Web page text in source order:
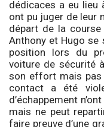
dédicaces a eu lieu
ont pu juger de leur
départ de la course
Anthony et Hugo se
position lors du
voiture de sécurité
son effort mais pas
contact a été
d’échappement
mais ne peut
faire preuve d’une